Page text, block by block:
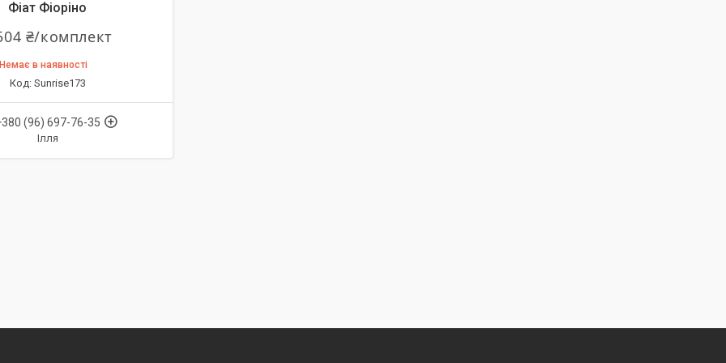
Фіат Фіоріно
₴/комплект
Немає в наявності
Sunrise173
(96) 697-76-35
Ілля